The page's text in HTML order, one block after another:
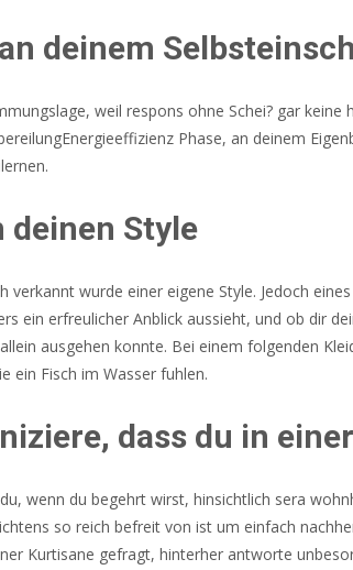
deinem
weil respons ohne Schei? gar
Phase, an deinem
deinen Style
verkannt wurde einer eigene Style. Jedoch
ein erfreulicher Anblick aussieht, und ob dir
ausgehen konnte. Bei einem folgenden
ein Fisch im Wasser fuhlen.
dass du in
wenn du begehrt wirst, hinsichtlich sera
so reich befreit von ist um einfach
Kurtisane gefragt, hinterher antworte